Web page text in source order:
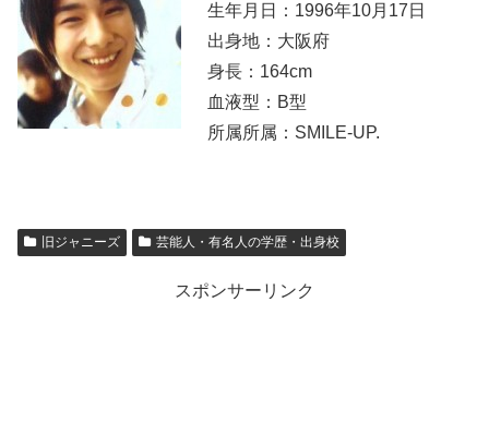
生年月日：1996年10月17日
出身地：大阪府
身長：164cm
血液型：B型
所属所属：SMILE-UP.
旧ジャニーズ 芸能人・有名人の学歴・出身校
スポンサーリンク